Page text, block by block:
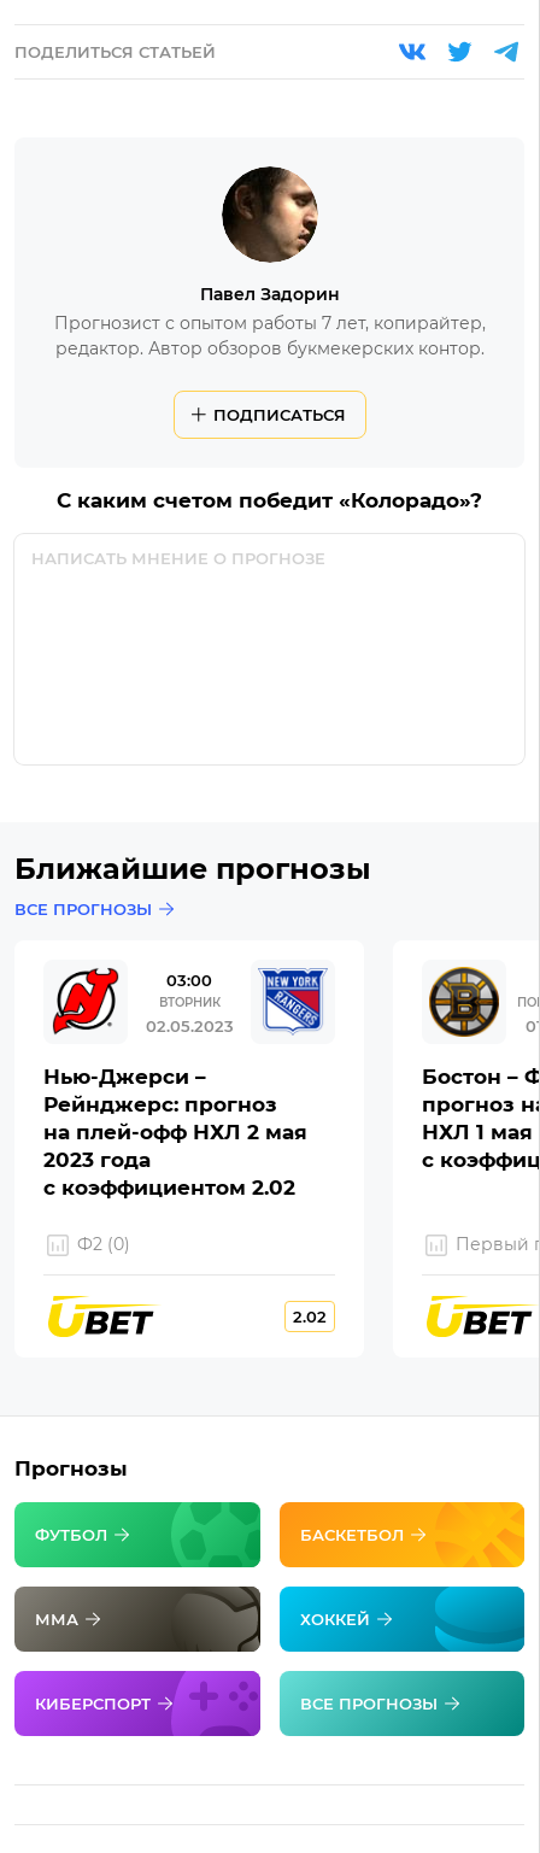
ПОДЕЛИТЬСЯ СТАТЬЕЙ
Павел Задорин
Прогнозист с опытом работы 7 лет, копирайтер,
редактор. Автор обзоров букмекерских контор.
ПОДПИСАТЬСЯ
С каким счетом победит «Колорадо»?
Ближайшие прогнозы
ВСЕ ПРОГНОЗЫ
03:00
ВТОРНИК
02.05.2023
Нью-Джерси –
Рейнджерс: прогноз
на плей-офф НХЛ 2 мая
2023 года
с коэффициентом 2.02
Ф2 (0)
2.02
Бостон –
прогноз
НХЛ 1 мая
с
Первый
Прогнозы
ФУТБОЛ БАСКЕТБОЛ
ММА ХОККЕЙ
КИБЕРСПОРТ ВСЕ ПРОГНОЗЫ